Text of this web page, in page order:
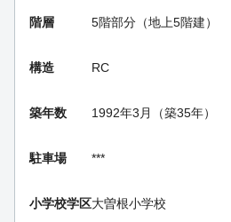
階層 5階部分（地上5階建）
構造 RC
築年数 1992年3月（築35年）
駐車場 ***
小学校学区大曽根小学校